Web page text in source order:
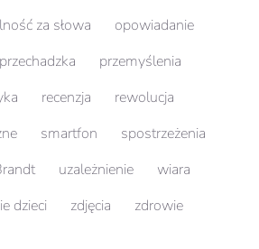
za słowa
opowiadanie
przechadzka
przemyślenia
recenzja
rewolucja
smartfon
spostrzeżenia
uzależnienie
wiara
dzieci
zdjęcia zdrowie